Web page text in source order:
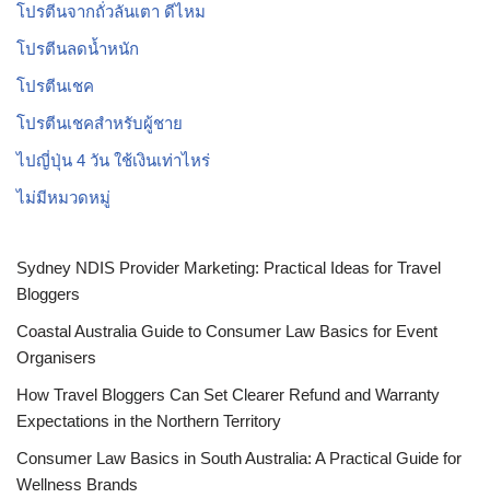
โปรตีนจากถั่วลันเตา ดีไหม
โปรตีนลดน้ำหนัก
โปรตีนเชค
โปรตีนเชคสำหรับผู้ชาย
ไปญี่ปุ่น 4 วัน ใช้เงินเท่าไหร่
ไม่มีหมวดหมู่
Sydney NDIS Provider Marketing: Practical Ideas for Travel
Bloggers
Coastal Australia Guide to Consumer Law Basics for Event
Organisers
How Travel Bloggers Can Set Clearer Refund and Warranty
Expectations in the Northern Territory
Consumer Law Basics in South Australia: A Practical Guide for
Wellness Brands